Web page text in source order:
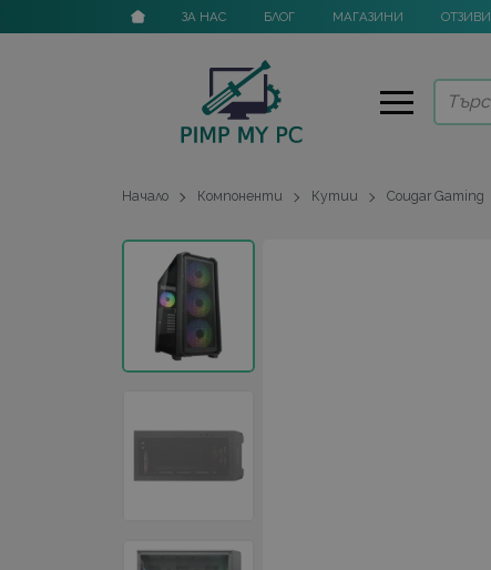
ЗА НАС БЛОГ МАГАЗИНИ ОТЗИВИ
Начало Компоненти Кутии Cougar Gaming